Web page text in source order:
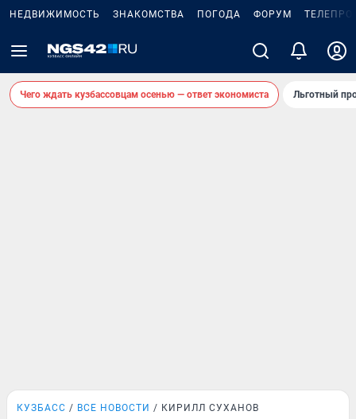
НЕДВИЖИМОСТЬ ЗНАКОМСТВА ПОГОДА ФОРУМ
Чего ждать кузбассовцам осенью — ответ экономиста Льготный
КУЗБАСС ВСЕ НОВОСТИ КИРИЛЛ СУХАНОВ